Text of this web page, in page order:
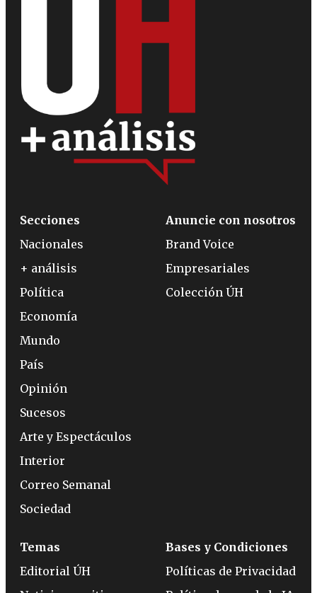
Secciones
Nacionales
+ análisis
Política
Economía
Mundo
País
Opinión
Sucesos
Arte y Espectáculos
Interior
Correo Semanal
Sociedad
Anuncie con nosotros
Brand Voice
Empresariales
Colección ÚH
Temas
Editorial ÚH
Bases y Condiciones
Políticas de Privacidad